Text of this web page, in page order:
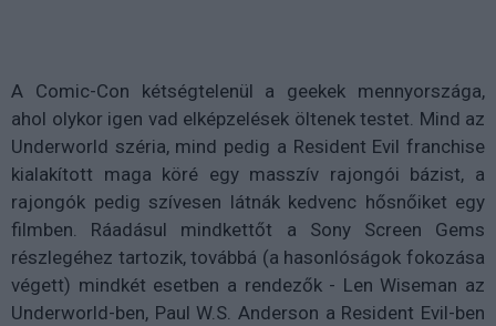
A Comic-Con kétségtelenül a geekek mennyországa,
ahol olykor igen vad elképzelések öltenek testet. Mind az
Underworld széria, mind pedig a Resident Evil franchise
kialakított maga köré egy masszív rajongói bázist, a
rajongók pedig szívesen látnák kedvenc hősnőiket egy
filmben. Ráadásul mindkettőt a Sony Screen Gems
részlegéhez tartozik, továbbá (a hasonlóságok fokozása
végett) mindkét esetben a rendezők - Len Wiseman az
Underworld-ben, Paul W.S. Anderson a Resident Evil-ben